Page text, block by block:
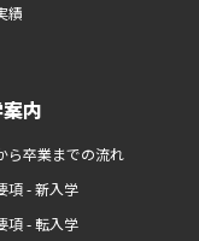
績
内
ら卒業までの流れ
項 - 新入学
項 - 転入学